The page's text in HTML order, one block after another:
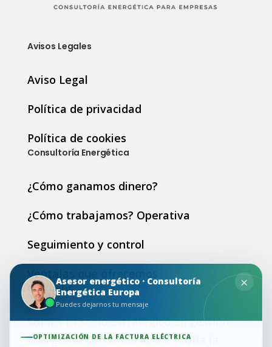
Avisos Legales
Aviso Legal
Política de privacidad
Política de cookies
Consultoría Energética
¿Cómo ganamos dinero?
¿Cómo trabajamos? Operativa
Seguimiento y control
Ventajas que ofrecemos
Contacto:
Somos tu socio estratégico en gestión
energética con cobertura entoda la
Asesor energético · Consultoría
Energética Europa
Puedes dejarnos tu mensaje
×
OPTIMIZACIÓN DE LA FACTURA ELÉCTRICA